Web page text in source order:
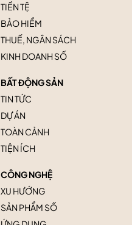
TIỀN TỆ
BẢO HIỂM
THUẾ, NGÂN SÁCH
KINH DOANH SỐ
BẤT ĐỘNG SẢN
TIN TỨC
DỰ ÁN
TOÀN CẢNH
TIỆN ÍCH
CÔNG NGHỆ
XU HƯỚNG
SẢN PHẨM SỐ